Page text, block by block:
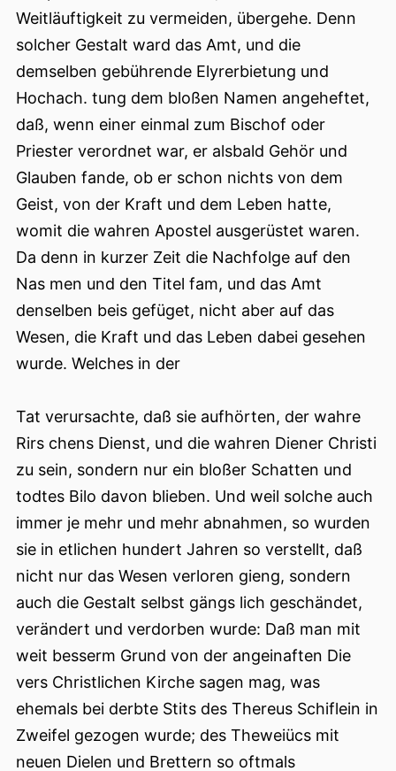
Weitläuftigkeit zu vermeiden, übergehe. Denn
solcher Gestalt ward das Amt, und die
demselben gebührende Elyrerbietung und
Hochach. tung dem bloßen Namen angeheftet,
daß, wenn einer einmal zum Bischof oder
Priester verordnet war, er alsbald Gehör und
Glauben fande, ob er schon nichts von dem
Geist, von der Kraft und dem Leben hatte,
womit die wahren Apostel ausgerüstet waren.
Da denn in kurzer Zeit die Nachfolge auf den
Nas men und den Titel fam, und das Amt
denselben beis gefüget, nicht aber auf das
Wesen, die Kraft und das Leben dabei gesehen
wurde. Welches in der
Tat verursachte, daß sie aufhörten, der wahre
Rirs chens Dienst, und die wahren Diener Christi
zu sein, sondern nur ein bloßer Schatten und
todtes Bilo davon blieben. Und weil solche auch
immer je mehr und mehr abnahmen, so wurden
sie in etlichen hundert Jahren so verstellt, daß
nicht nur das Wesen verloren gieng, sondern
auch die Gestalt selbst gängs lich geschändet,
verändert und verdorben wurde: Daß man mit
weit besserm Grund von der angeinaften Die
vers Christlichen Kirche sagen mag, was
ehemals bei derbte Stits des Thereus Schiflein in
Zweifel gezogen wurde; des Theweiücs mit
neuen Dielen und Brettern so oftmals